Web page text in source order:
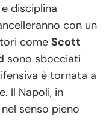
disciplina
con un
come Scott
sono sbocciati
è tornata a
Il Napoli, in
senso pieno